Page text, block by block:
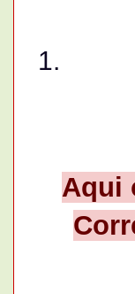
Aqui